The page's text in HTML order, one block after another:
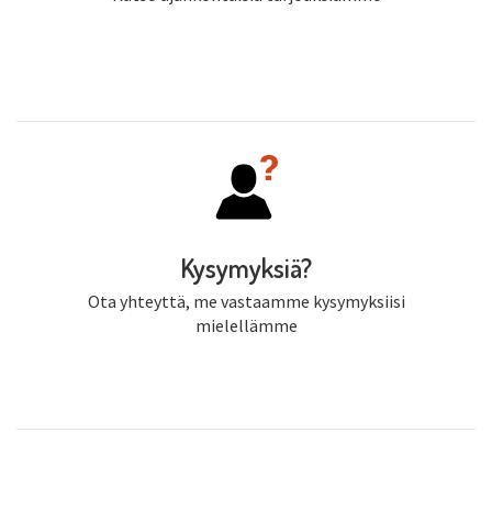
Kysymyksiä?
Ota yhteyttä, me vastaamme kysymyksiisi
mielellämme